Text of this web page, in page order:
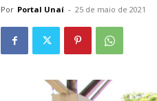
Por Portal Unaí - 25 de maio de 2021